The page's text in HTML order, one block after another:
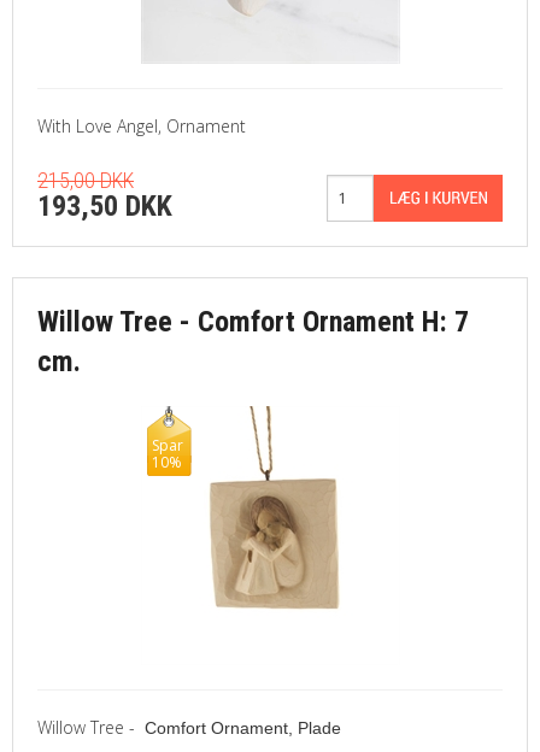
With Love Angel, Ornament
215,00 DKK
193,50 DKK
Willow Tree - Comfort Ornament H: 7
cm.
Spar
10%
Willow Tree - Comfort Ornament, Plade